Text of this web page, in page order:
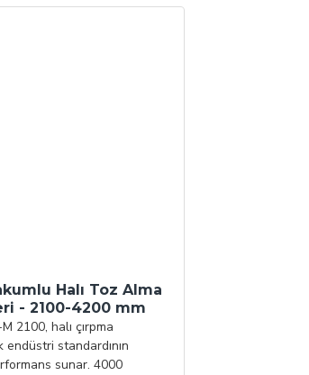
Halı Toz Alma
- 2100-4200 mm
2100, halı çırpma
standardının
sunar. 4000